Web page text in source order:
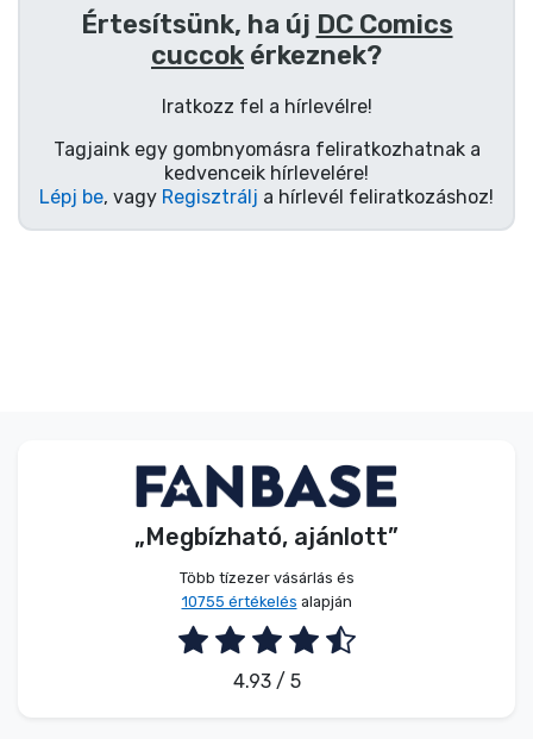
Értesítsünk, ha új DC Comics
cuccok érkeznek?
Iratkozz fel a hírlevélre!
Tagjaink egy gombnyomásra feliratkozhatnak a
kedvenceik hírlevelére!
Lépj be, vagy Regisztrálj a hírlevél feliratkozáshoz!
„Megbízható, ajánlott”
Több tízezer vásárlás és
10755 értékelés alapján
4.93 / 5
Sorozatos cuccok
Mesés cuccok
Animés cuccok
Terméktípusok